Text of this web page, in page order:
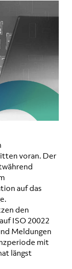
voran. Der
auf das
den
ISO 20022
Meldungen
mit
längst